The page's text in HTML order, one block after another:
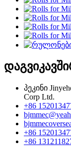
პეკინი
Corp Ltd.
+86
+86
+86